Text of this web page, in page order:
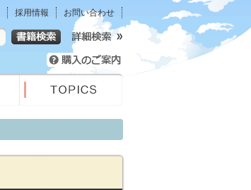
採用情報 お問い合わせ